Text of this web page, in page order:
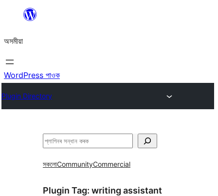
বিষয়বস্তুলৈ
যাওক
অসমীয়া
WordPress পাওক
Plugin Directory
সন্ধান
সকলোCommunityCommercial
Plugin Tag: writing assistant